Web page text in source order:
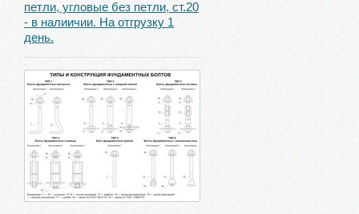
петли, угловые без петли, ст.20
- в налиичии. На отгрузку 1
день.